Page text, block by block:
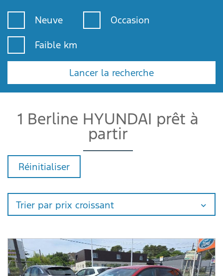
Neuve Occasion
Faible km
Lancer la recherche
1 Berline HYUNDAI prêt à
partir
Réinitialiser
Trier par prix croissant